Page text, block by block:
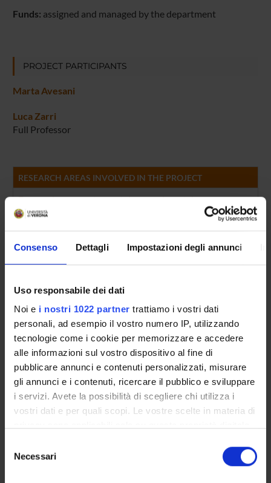
Consenso Dettagli Impostazioni degli annunci
Uso responsabile dei dati
Noi e i nostri 1022 partner trattiamo i vostri dati
personali, ad esempio il vostro numero IP, utilizzando
tecnologie come i cookie per memorizzare e accedere
alle informazioni sul vostro dispositivo al fine di
pubblicare annunci e contenuti personalizzati, misurare
gli annunci e i contenuti, ricercare il pubblico e sviluppare
i servizi. Avete la possibilità di scegliere chi utilizza i
vostri dati e per quali scopi. Le vostre scelte in materia di
modificare o revocare il proprio consenso in qualsiasi
momento dalla Dichiarazione sui cookie o facendo clic
delNecessari
Funds: assigned and managed by the department
PROJECT PARTICIPANTS
Marta Avesani
Luca Zarri
Full Professor
RESEARCH AREAS INVOLVED IN THE PROJECT
Economia comportamentale e sperimentale
Micro-Based Behavioral Economics
Microeconomics
Production and Organizations
Economia del benessere e delle scelte collettive
Welfare Economics
ACTIVITIES